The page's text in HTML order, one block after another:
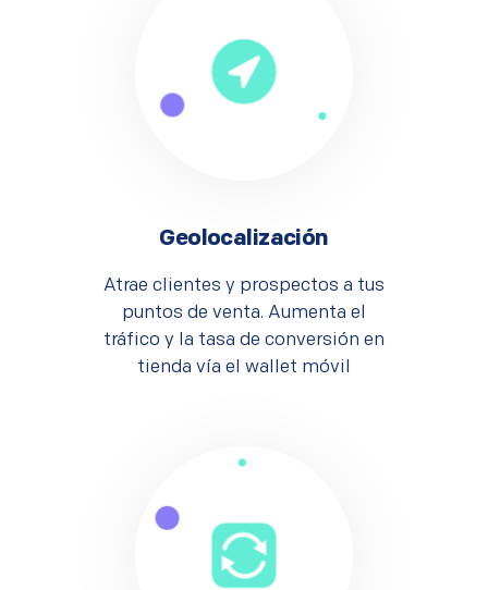
Geolocalización
Atrae clientes y prospectos a tus
puntos de venta. Aumenta el
tráfico y la tasa de conversión en
tienda vía el wallet móvil